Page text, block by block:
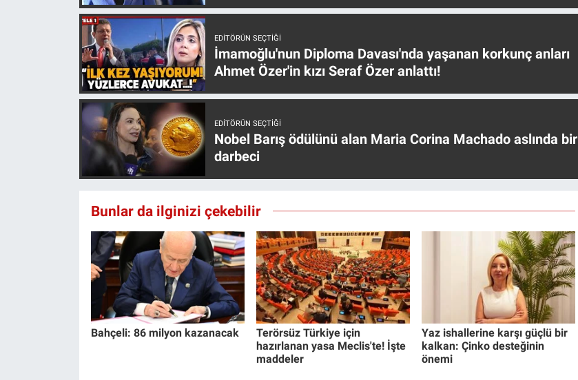
EDITÖRÜN SEÇTIĞI
İmamoğlu'nun Diploma Davası'nda yaşanan korkunç anları
Ahmet Özer'in kızı Seraf Özer anlattı!
EDITÖRÜN SEÇTIĞI
Nobel Barış ödülünü alan Maria Corina Machado aslında bir
darbeci
Bunlar da ilginizi çekebilir
Bahçeli: 86 milyon kazanacak
Terörsüz Türkiye için
hazırlanan yasa Meclis'te! İşte
maddeler
Yaz ishallerine karşı güçlü bir
kalkan: Çinko desteğinin
önemi